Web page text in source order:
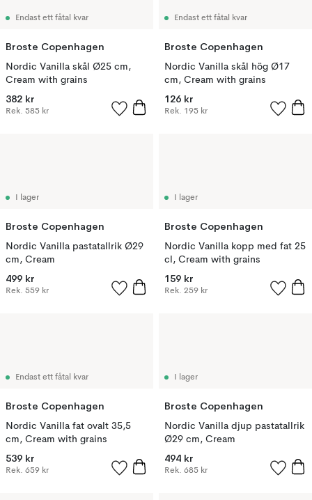
Endast ett fåtal kvar
Broste Copenhagen
Nordic Vanilla skål Ø25 cm,
Cream with grains
382 kr
Rek. 585 kr
Endast ett fåtal kvar
Broste Copenhagen
Nordic Vanilla skål hög Ø17
cm, Cream with grains
126 kr
Rek. 195 kr
I lager
Broste Copenhagen
Nordic Vanilla pastatallrik Ø29
cm, Cream
499 kr
Rek. 559 kr
I lager
Broste Copenhagen
Nordic Vanilla kopp med fat 25
cl, Cream with grains
159 kr
Rek. 259 kr
Endast ett fåtal kvar
Broste Copenhagen
Nordic Vanilla fat ovalt 35,5
cm, Cream with grains
539 kr
Rek. 659 kr
I lager
Broste Copenhagen
Nordic Vanilla djup pastatallrik
Ø29 cm, Cream
494 kr
Rek. 685 kr